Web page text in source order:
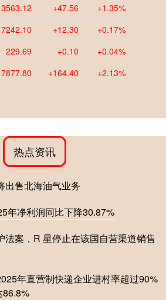
3563.12 +47.56 +1.35%
7242.10 +12.30 +0.17%
229.69 +0.10 +0.04%
7877.80 +164.40 +2.13%
热点资讯
出售北海油气业务
年净利润同比下降30.87%
法案，R 星停止在该国自营渠道销售
年直营制快递企业进村率超过90%